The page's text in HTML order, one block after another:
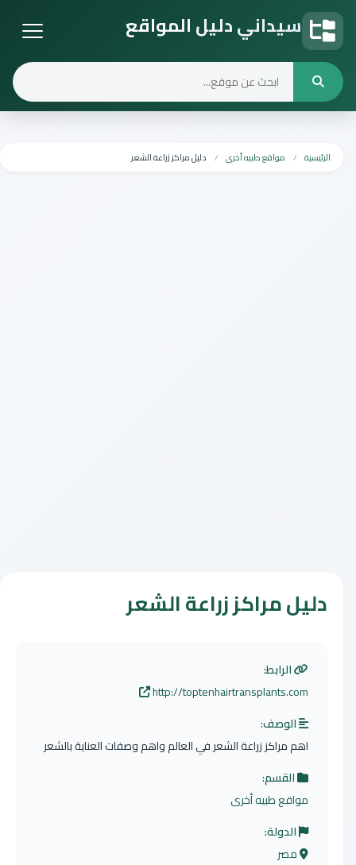
سيداني دليل المواقع
الرئيسية مواقع طبيه أخرى دليل مراكز زراعة الشعر
دليل مراكز زراعة الشعر
الرابط:
http://toptenhairtransplants.com
الوصف:
اهم مراكز زراعة الشعر في العالم واهم وصفات العناية بالشعر
القسم:
مواقع طبيه أخرى
الدولة:
مصر